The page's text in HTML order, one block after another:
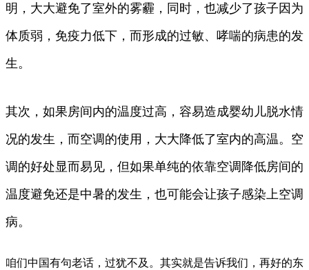
明，大大避免了室外的雾霾，同时，也减少了孩子因为
体质弱，免疫力低下，而形成的过敏、哮喘的病患的发
生。
其次，如果房间内的温度过高，容易造成婴幼儿脱水情
况的发生，而空调的使用，大大降低了室内的高温。空
调的好处显而易见，但如果单纯的依靠空调降低房间的
温度避免还是中暑的发生，也可能会让孩子感染上空调
病。
咱们中国有句老话，过犹不及。其实就是告诉我们，再好的东